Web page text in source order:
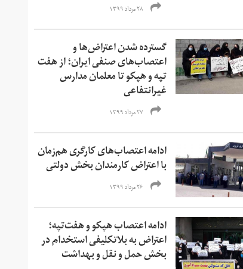
۲۸ مرداد ۱۳۹۹
گسترده شدن اعتراض‌ها و
اعتصاب‌‌های صنفی ایران؛ از هفت
تپه و هپکو تا معلمان مدارس
غیرانتفاعی
۲۷ مرداد ۱۳۹۹
ادامه اعتصاب‌های کارگری هم‌زمان
با اعتراض کارمندان بخش دولتی
۲۶ مرداد ۱۳۹۹
ادامه اعتصاب هپکو و هفت‌تپه؛
اعتراض به بلاتکلیفی استخدام در
بخش حمل‌ و نقل و بهداشت